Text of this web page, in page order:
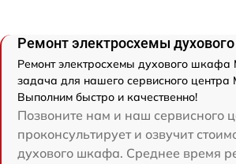
Ремонт электросхемы
Ремонт электросхемы духового шкафа
задача для нашего сервисного центра
Выполним быстро и качественно!
Позвоните нам и наш сервисного
проконсультирует и озвучит
духового шкафа. Среднее время